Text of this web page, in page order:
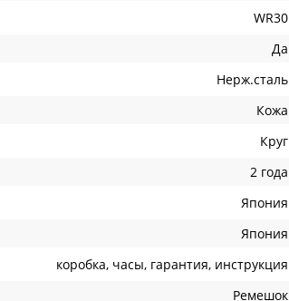
WR30
Да
Нерж.сталь
Кожа
Круг
2 года
Япония
Япония
коробка, часы, гарантия, инструкция
Ремешок